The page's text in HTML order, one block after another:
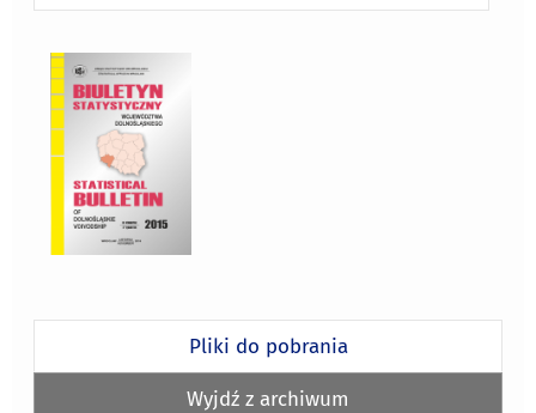
Pliki do pobrania
Wyjdź z archiwum